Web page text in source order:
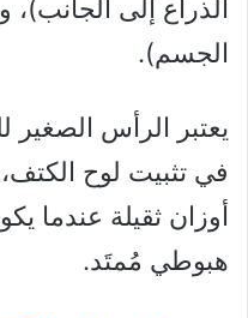
الذراع إلى
الجسم).
يعتبر الرأس الصغير
في تثبيت لوح
أوزان ثقيلة عندما
هبوطي مُمتَد.